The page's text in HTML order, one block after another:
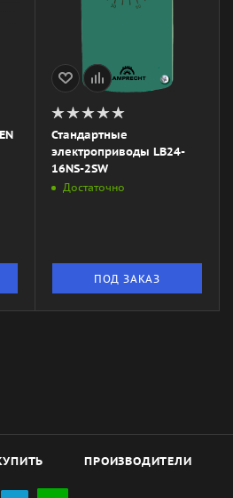
Стандартные
электроприводы LB24-
16NS-2SW
Достаточно
ПОД ЗАКАЗ
ПРОИЗВОДИТЕЛИ